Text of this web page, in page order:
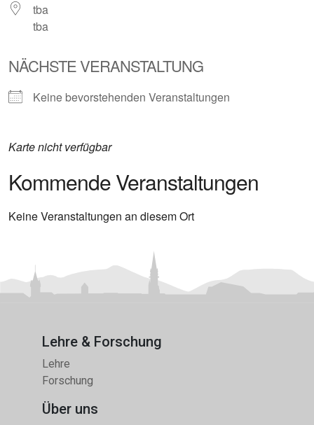
tba
tba
NÄCHSTE VERANSTALTUNG
Keine bevorstehenden Veranstaltungen
Karte nicht verfügbar
Kommende Veranstaltungen
Keine Veranstaltungen an diesem Ort
Lehre & Forschung
Lehre
Forschung
Über uns